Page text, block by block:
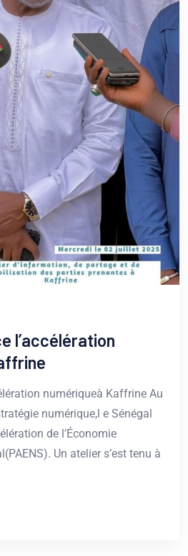
l’accélération
numériqueà Kaffrine Au
numérique,l e Sénégal
de l’Économie
Un atelier s’est tenu à